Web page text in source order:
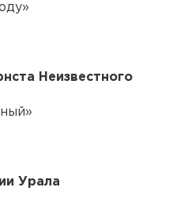
Неизвестного
Урала